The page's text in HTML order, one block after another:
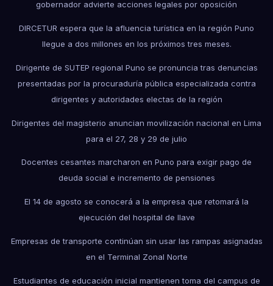
gobernador advierte acciones legales por oposición
DIRCETUR espera que la afluencia turística en la región Puno
llegue a dos millones en los próximos tres meses.
Dirigente de SUTEP regional Puno se pronuncia tras denuncias
presentadas por la procuraduría pública especializada contra
dirigentes y autoridades electas de la región
Dirigentes del magisterio anuncian movilización nacional en Lima
para el 27, 28 y 29 de julio
Docentes cesantes marcharon en Puno para exigir pago de
deuda social e incremento de pensiones
El 14 de agosto se conocerá a la empresa que retomará la
ejecución del hospital de Ilave
Empresas de transporte continúan sin usar las rampas asignadas
en el Terminal Zonal Norte
Estudiantes de educación inicial mantienen toma del campus de